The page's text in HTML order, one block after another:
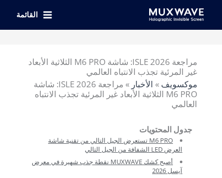
المحتوى
القائمة
مراجعة ISLE 2026: شاشة M6 PRO الثلاثية الأبعاد
غير المرئية تجذب الانتباه العالمي
موكسويف » الأخبار »
مراجعة ISLE 2026: شاشة
M6 PRO الثلاثية الأبعاد غير المرئية تجذب الانتباه
العالمي
جدول المحتويات
M6 PRO تستعرض الجيل التالي من تقنية شاشة
العرض LED الشفافة من الجيل التالي
أصبح كشك MUXWAVE نقطة جذب شهيرة في معرض
آيسل 2026